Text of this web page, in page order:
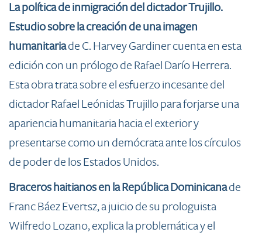
La política de inmigración del dictador Trujillo.
Estudio sobre la creación de una imagen
humanitariade C. Harvey Gardiner cuenta en esta
edición con un prólogo de Rafael Darío Herrera.
Esta obra trata sobre el esfuerzo incesante del
dictador Rafael Leónidas Trujillo para forjarse una
apariencia humanitaria hacia el exterior y
presentarse como un demócrata ante los círculos
de poder de los Estados Unidos.
Braceros haitianos en la República Dominicanade
Franc Báez Evertsz, a juicio de su prologuista
Wilfredo Lozano, explica la problemática y el